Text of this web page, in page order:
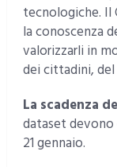
tecnologiche. Il
la conoscenza
valorizzarli in
dei cittadini, del
La scadenza
dataset
21 gennaio.